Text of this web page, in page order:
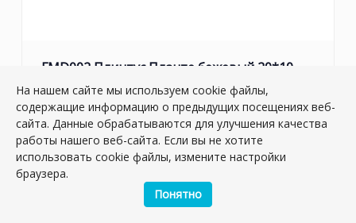
FMD002 Плинтус Планте бежевый 20*10
Артикул:FMD002
Размер: 10*20 см
Вес: 0.288 кг
Плиток в упаковке:26шт
Товар снят с производства
На нашем сайте мы используем cookie файлы,
содержащие информацию о предыдущих посещениях веб-
сайта. Данные обрабатываются для улучшения качества
работы нашего веб-сайта. Если вы не хотите
использовать cookie файлы, измените настройки
браузера.
Понятно